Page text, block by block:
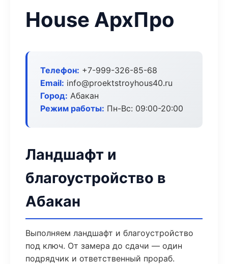
House АрхПро
Телефон: +7-999-326-85-68
Email: info@proektstroyhous40.ru
Город: Абакан
Режим работы: Пн-Вс: 09:00-20:00
Ландшафт и
благоустройство в
Абакан
Выполняем ландшафт и благоустройство
под ключ. От замера до сдачи — один
подрядчик и ответственный прораб.